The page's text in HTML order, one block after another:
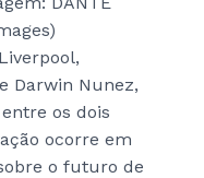
Darwin Nunez,
os dois
ocorre em
o futuro de